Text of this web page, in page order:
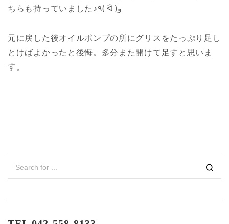
ちらも持っていました♪٩( ᐛ )و
元に戻した後オイルポンプの所にグリスをたっぷり足し
とけばよかったと後悔。多分また開けて足すと思いま
す。